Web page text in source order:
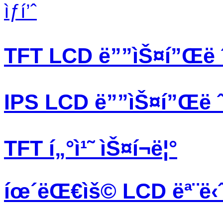
ìƒí’ˆ
TFT LCD ë””ìŠ¤í”Œë
IPS LCD ë””ìŠ¤í”Œë
TFT í„°ì¹˜ ìŠ¤í¬ë¦°
íœ´ëŒ€ìš© LCD